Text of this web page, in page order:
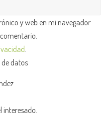
y web en mi navegador
datos